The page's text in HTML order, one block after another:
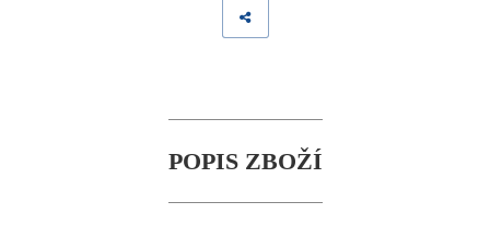
POPIS ZBOŽÍ